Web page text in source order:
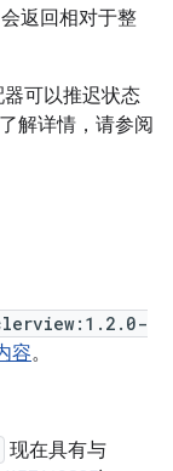
会返回相对于整
器可以推迟状态
解详情，请参阅
容。
现在具有与